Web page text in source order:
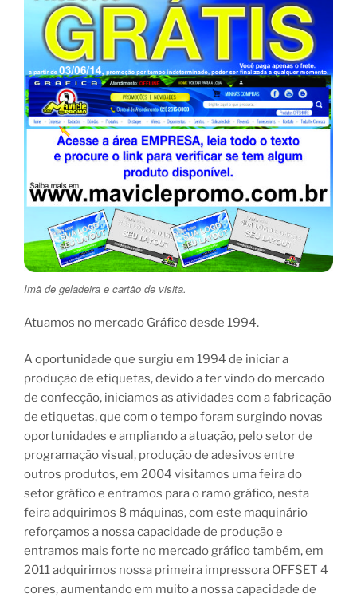
Imã de geladeira e cartão de visita.
Atuamos no mercado Gráfico desde 1994.
A oportunidade que surgiu em 1994 de iniciar a
produção de etiquetas, devido a ter vindo do mercado
de confecção, iniciamos as atividades com a fabricação
de etiquetas, que com o tempo foram surgindo novas
oportunidades e ampliando a atuação, pelo setor de
programação visual, produção de adesivos entre
outros produtos, em 2004 visitamos uma feira do
setor gráfico e entramos para o ramo gráfico, nesta
feira adquirimos 8 máquinas, com este maquinário
reforçamos a nossa capacidade de produção e
entramos mais forte no mercado gráfico também, em
2011 adquirimos nossa primeira impressora OFFSET 4
cores, aumentando em muito a nossa capacidade de